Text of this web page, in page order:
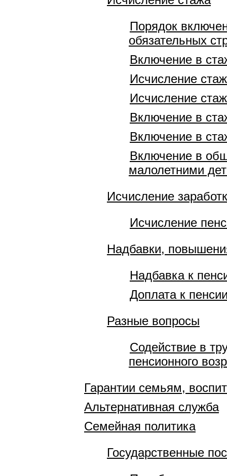
Порядок
обязательных
Включение в
Исчисление
Исчисление
Включение в
Включение в
Включение в
малолетними
Исчисление
Исчисление
Надбавки,
Надбавка к
Доплата к
Разные вопросы
Содействие в
пенсионного
Гарантии семьям,
Альтернативная служба
Семейная политика
Государственные